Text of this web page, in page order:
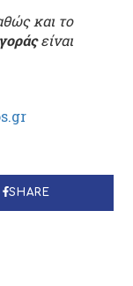
και το
είναι
SHARE